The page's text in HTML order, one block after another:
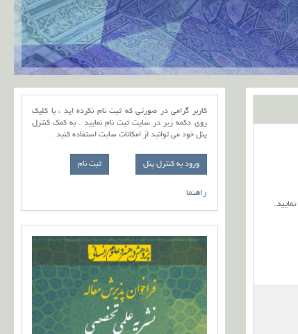
کاربر گرامی در صورتی که ثبت نام نکرده اید ، با کلیک
روی دکمه زیر در سایت ثبت نام نمایید . به کمک کنترل
پنل خود می توانید از امکانات سایت استفاده کنید .
ورود به کنترل پنل
راهنما